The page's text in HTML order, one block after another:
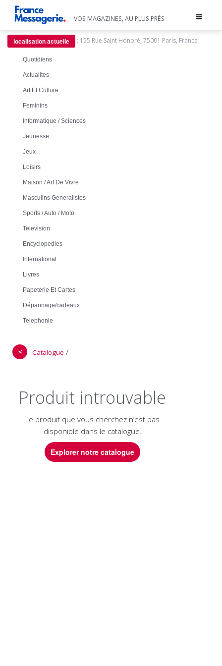
Toggle
VOS MAGAZINES, AU PLUS PRÈS
localisation actuelle : 155 Rue Saint Honoré, 75001 Paris, France
Quotidiens
Actualites
Art Et Culture
Feminins
Informatique / Sciences
Jeunesse
Jeux
Loisirs
Maison / Art De Vivre
Masculins Generalistes
Sports / Auto / Moto
Television
Encyclopedies
International
Livres
Papeterie Et Cartes
Dépannage/cadeaux
Telephonie
＜ Catalogue /
Produit introuvable
Le produit que vous cherchez n’est pas
disponible dans le catalogue.
Explorer notre catalogue